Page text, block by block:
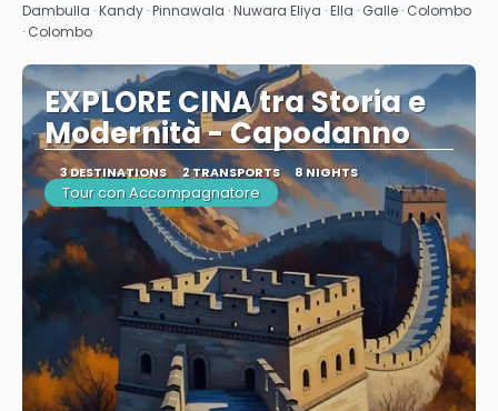
Dambulla · Kandy · Pinnawala · Nuwara Eliya · Ella · Galle · Colombo
· Colombo
EXPLORE CINA tra Storia e
Modernità - Capodanno
3 DESTINATIONS 2 TRANSPORTS 8 NIGHTS
Tour con Accompagnatore